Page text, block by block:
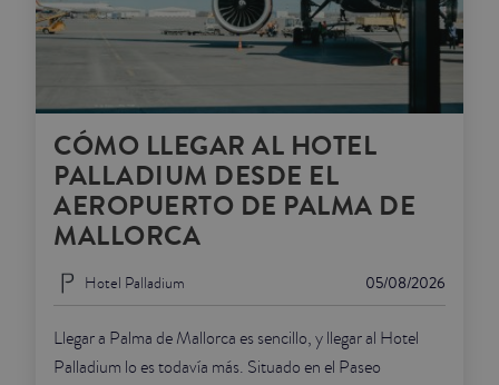
CÓMO LLEGAR AL HOTEL
PALLADIUM DESDE EL
AEROPUERTO DE PALMA DE
MALLORCA
05/08/2026
Hotel Palladium
Llegar a Palma de Mallorca es sencillo, y llegar al Hotel
Palladium lo es todavía más. Situado en el Paseo